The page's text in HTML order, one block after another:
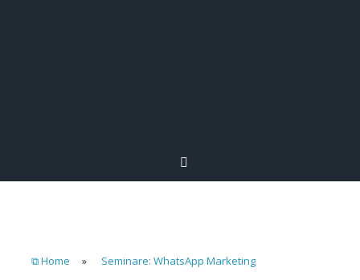
⧉ Home » Seminare: WhatsApp Marketing